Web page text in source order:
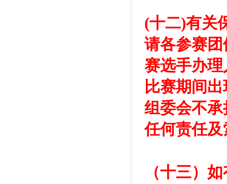
(十二)有关
请各参赛
赛选手办
比赛期间
组委会不
任何责任
（十三）